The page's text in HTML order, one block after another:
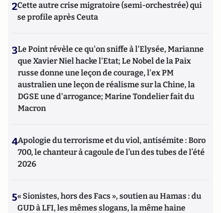
2Cette autre crise migratoire (semi-orchestrée) qui
se profile après Ceuta
3Le Point révèle ce qu'on sniffe à l'Elysée, Marianne
que Xavier Niel hacke l'Etat; Le Nobel de la Paix
russe donne une leçon de courage, l'ex PM
australien une leçon de réalisme sur la Chine, la
DGSE une d'arrogance; Marine Tondelier fait du
Macron
4Apologie du terrorisme et du viol, antisémite : Boro
700, le chanteur à cagoule de l’un des tubes de l’été
2026
5« Sionistes, hors des Facs », soutien au Hamas : du
GUD à LFI, les mêmes slogans, la même haine